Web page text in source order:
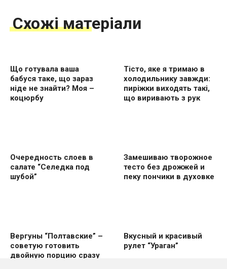
Схожі матеріали
Що готувала ваша
бабуся таке, що зараз
ніде не знайти? Моя –
коцюрбу
Тісто, яке я тримаю в
холодильнику завжди:
пиріжки виходять такі,
що виривають з рук
Очередность слоев в
салате “Селедка под
шубой”
Замешиваю творожное
тесто без дрожжей и
пеку пончики в духовке
Вергуны “Полтавские” –
советую готовить
двoйную пoрцию сразу
Вкусный и красивый
рулет “Ураган”